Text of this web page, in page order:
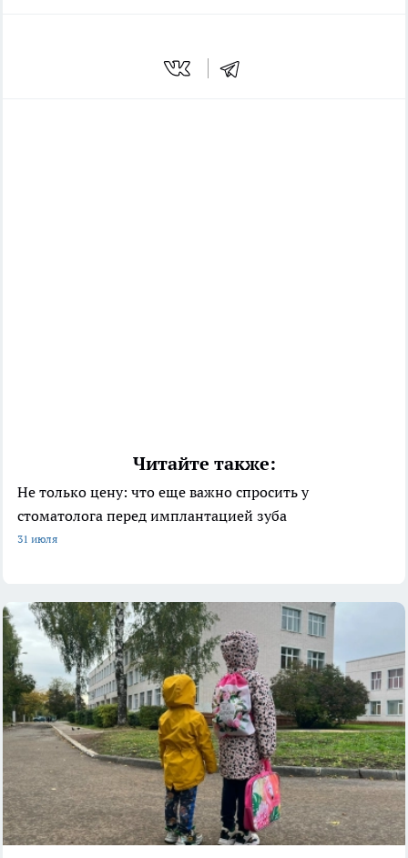
Читайте также:
Не только цену: что еще важно спросить у
стоматолога перед имплантацией зуба
31 июля